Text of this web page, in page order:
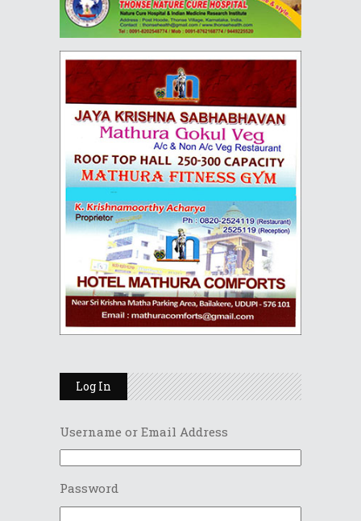
Log In
Username or Email Address
Password